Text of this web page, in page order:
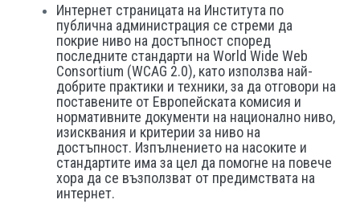
Интернет страницата на Института по
публична администрация се стреми да
покрие ниво на достъпност според
последните стандарти на World Wide Web
Consortium (WCAG 2.0), като използва най-
добрите практики и техники, за да отговори на
поставените от Европейската комисия и
нормативните документи на национално ниво,
изисквания и критерии за ниво на
достъпност. Изпълнението на насоките и
стандартите има за цел да помогне на повече
хора да се възползват от предимствата на
интернет.